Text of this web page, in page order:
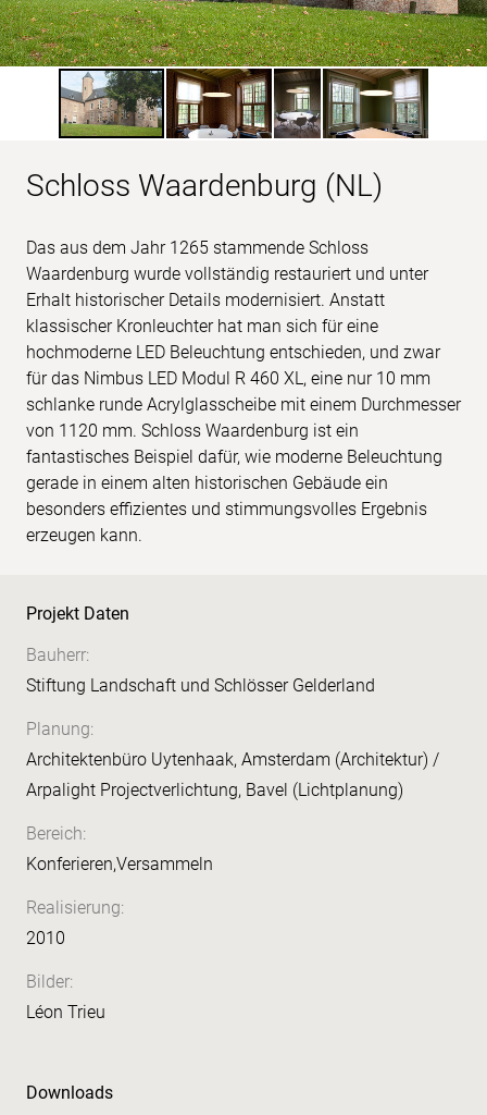
Schloss Waardenburg (NL)
Das aus dem Jahr 1265 stammende Schloss
Waardenburg wurde vollständig restauriert und unter
Erhalt historischer Details modernisiert. Anstatt
klassischer Kronleuchter hat man sich für eine
hochmoderne LED Beleuchtung entschieden, und zwar
für das Nimbus LED Modul R 460 XL, eine nur 10 mm
schlanke runde Acrylglasscheibe mit einem Durchmesser
von 1120 mm. Schloss Waardenburg ist ein
fantastisches Beispiel dafür, wie moderne Beleuchtung
gerade in einem alten historischen Gebäude ein
besonders effizientes und stimmungsvolles Ergebnis
erzeugen kann.
Projekt Daten
Bauherr:
Stiftung Landschaft und Schlösser Gelderland
Planung:
Architektenbüro Uytenhaak, Amsterdam (Architektur) /
Arpalight Projectverlichtung, Bavel (Lichtplanung)
Bereich:
Konferieren,Versammeln
Realisierung:
2010
Bilder:
Léon Trieu
Downloads